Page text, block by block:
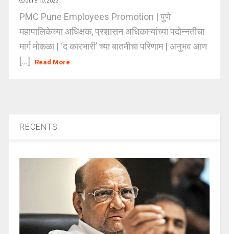
PMC Pune Employees Promotion | पुणे
महापालिकेच्या अधिक्षक, प्रशासन अधिकाऱ्यांच्या पदोन्नतीचा
मार्ग मोकळा | ‘द कारभारी’ च्या बातमीचा परिणाम | अनुभव आण
[...]
Read More
RECENTS